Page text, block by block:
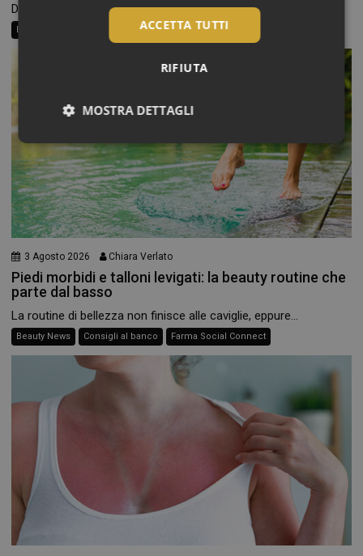
Dopo ore trascorse in spiaggia o all’aperto, la pelle...
Beauty News Consigli al banco Farma Social Connect
3 Agosto 2026 Chiara Verlato
Piedi morbidi e talloni levigati: la beauty routine che
parte dal basso
La routine di bellezza non finisce alle caviglie, eppure...
Beauty News Consigli al banco Farma Social Connect
ACCETTA TUTTI
RIFIUTA
MOSTRA DETTAGLI
Necessari
Necessari
I cookie necessari contribuiscono a rendere fruibile il
navigazione sulle pagine e l'accesso alle aree
protette del sito. Il sito web non è in grado di
funzionare correttamente senza questi cookie.
NOME
FORNITORE
PHPSESSID
PHP.net
.www.panoramacosmetico.it
Sessione